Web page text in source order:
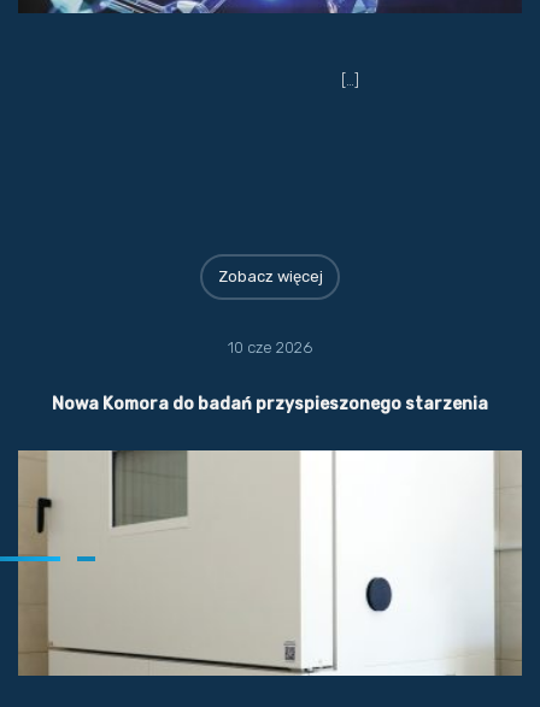
[…]
Zobacz więcej
10 cze 2026
Nowa Komora do badań przyspieszonego starzenia